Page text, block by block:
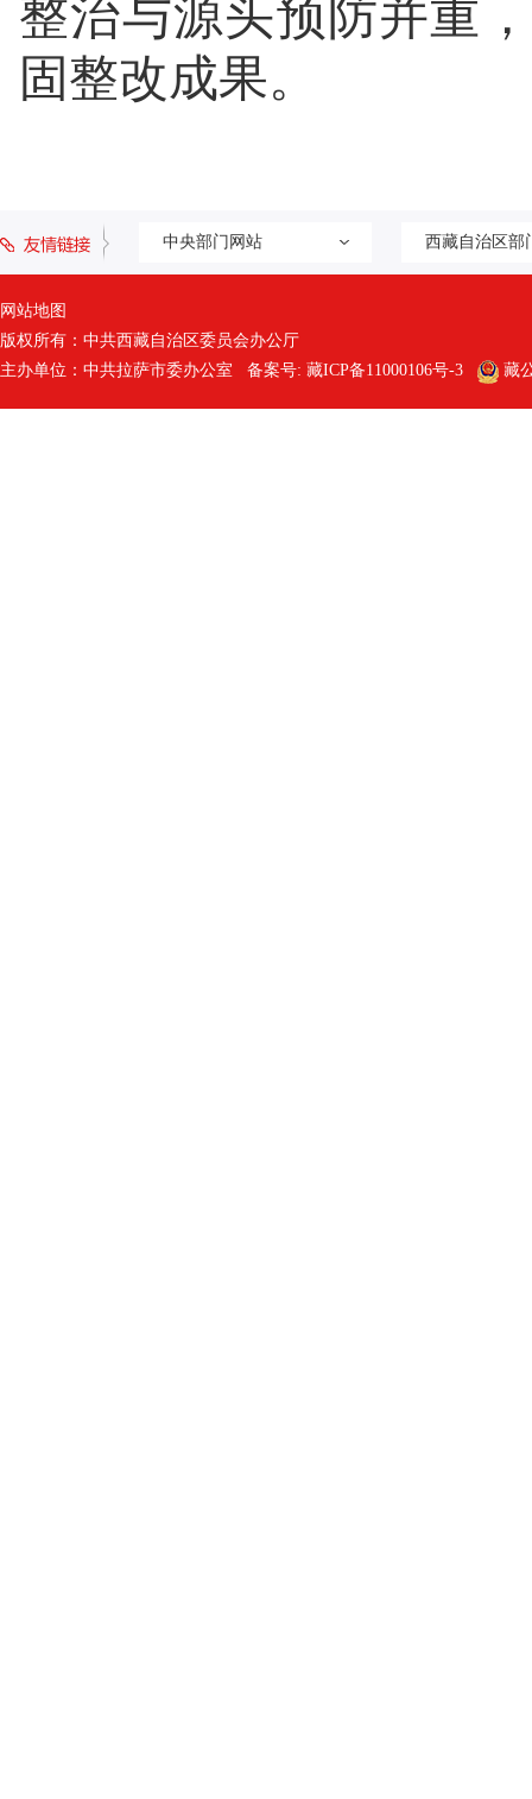
整治与源头预防并重
固整改成果。
中央部门网站 西藏自治区部
网站地图
版权所有：中共西藏自治区委员会办公厅
主办单位：中共拉萨市委办公室 备案号: 藏ICP备11000106号-3 藏